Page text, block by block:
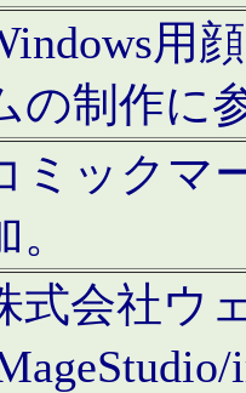
用
の制作に
ミックマ
。
式会社ウ